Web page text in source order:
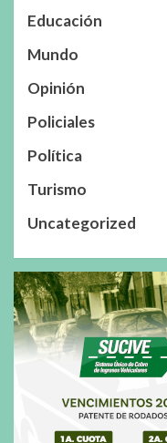
Educación
Mundo
Opinión
Policiales
Política
Turismo
Uncategorized